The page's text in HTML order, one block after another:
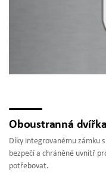
Oboustranná
Díky integrovanému zámku
bezpečí a chráněné uvnitř
potřebovat.